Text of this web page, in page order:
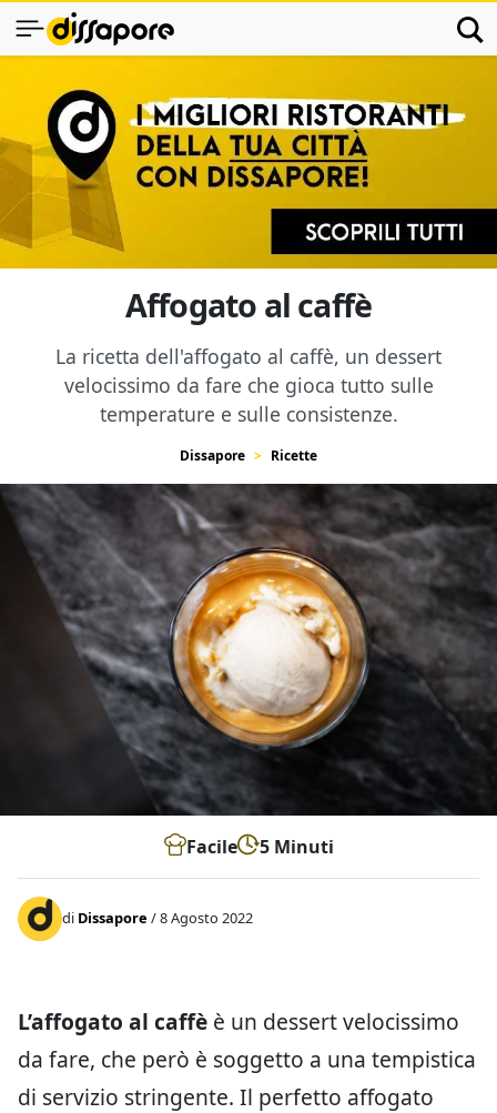
Affogato al caffè
La ricetta dell'affogato al caffè, un dessert
velocissimo da fare che gioca tutto sulle
temperature e sulle consistenze.
Dissapore Ricette
Facile 5 Minuti
di Dissapore / 8 Agosto 2022
L’affogato al caffè è un dessert velocissimo
da fare, che però è soggetto a una tempistica
di servizio stringente. Il perfetto affogato